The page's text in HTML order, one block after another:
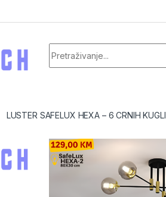
LUSTER SAFELUX HEXA – 6 CRNIH KUGLI